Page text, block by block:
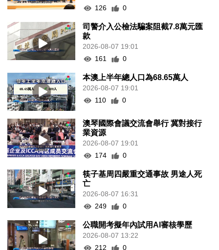
126
0
司警介入公檢法騙案阻截7.8萬元匯
款
2026-08-07 19:01
161
0
本澳上半年總人口為68.65萬人
2026-08-07 19:01
110
0
澳琴國際會議交流會舉行 冀對接行
業資源
2026-08-07 19:01
174
0
筷子基周四嚴重交通事故 男途人死
亡
2026-08-07 16:31
249
0
公職開考擬年內試用AI審核學歷
2026-08-07 13:22
212
0